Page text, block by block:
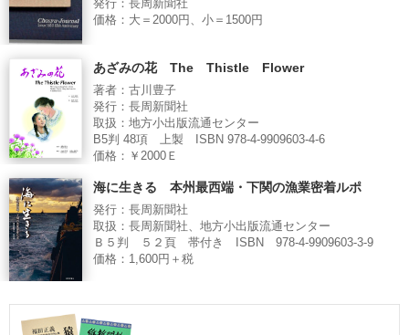
発行：長周新聞社
価格：大＝2000円、小＝1500円
あざみの花 The Thistle Flower
著者：古川豊子
発行：長周新聞社
取扱：地方小出版流通センター
B5判 48項 上製 ISBN 978-4-9909603-4-6
価格：￥2000Ｅ
海に生きる 本州最西端・下関の漁業密着ルポ
発行：長周新聞社
取扱：長周新聞社、地方小出版流通センター
Ｂ５判 ５２頁 帯付き ISBN 978-4-9909603-3-9
価格：1,600円＋税